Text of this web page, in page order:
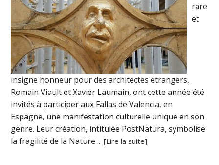
rare
et
insigne honneur pour des architectes étrangers,
Romain Viault et Xavier Laumain, ont cette année été
invités à participer aux Fallas de Valencia, en
Espagne, une manifestation culturelle unique en son
genre. Leur création, intitulée PostNatura, symbolise
la fragilité de la Nature ...[Lire la suite]